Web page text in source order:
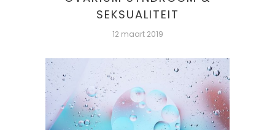
SEKSUALITEIT
12 maart 2019